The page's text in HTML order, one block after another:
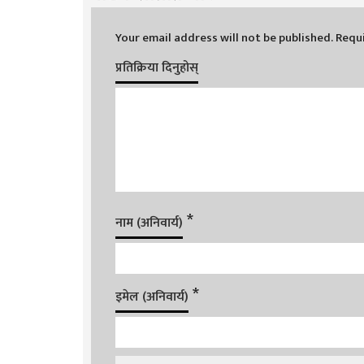
Your email address will not be published.
प्रतिक्रिया दिनुहोस्
नाम (अनिवार्य) *
इमेल (अनिवार्य) *